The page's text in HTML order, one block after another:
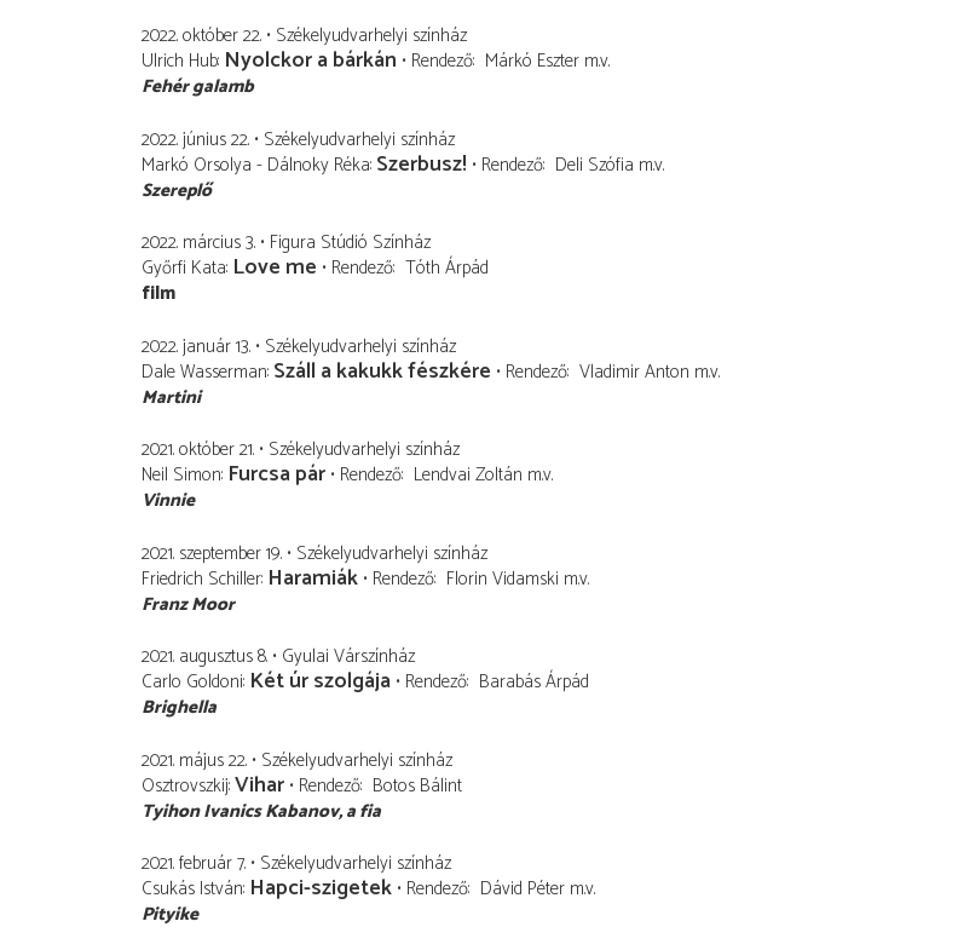
2022. október 22. Székelyudvarhelyi színház
Ulrich Hub Nyolckor a bárkán Rendező Márkó Eszter m.v.
Fehér galamb
2022. június 22. Székelyudvarhelyi színház
Markó Orsolya - Dálnoky Réka Szerbusz! Rendező Deli Szófia m.v.
Szereplő
2022. március 3. Figura Stúdió Színház
Győrfi Kata Love me Rendező Tóth Árpád
film
2022. január 13. Székelyudvarhelyi színház
Dale Wasserman Száll a kakukk fészkére Rendező Vladimir Anton m.v.
Martini
2021. október 21. Székelyudvarhelyi színház
Neil Simon Furcsa pár Rendező Lendvai Zoltán m.v.
Vinnie
2021. szeptember 19. Székelyudvarhelyi színház
Friedrich Schiller Haramiák Rendező Florin Vidamski m.v.
Franz Moor
2021. augusztus 8. Gyulai Várszínház
Carlo Goldoni Két úr szolgája Rendező Barabás Árpád
Brighella
2021. május 22. Székelyudvarhelyi színház
Osztrovszkij Vihar Rendező Botos Bálint
Tyihon Ivanics Kabanov a fia
2021. február 7. Székelyudvarhelyi színház
Csukás István Hapci-szigetek Rendező Dávid Péter m.v.
Pityike